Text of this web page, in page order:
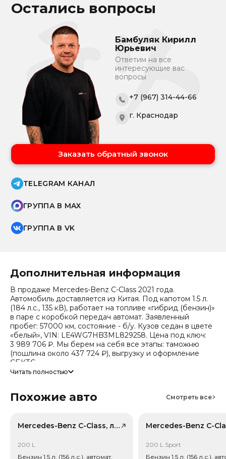
Остались вопросы
Бамбуляк Кирилл
Юрьевич
Ответим на все
интересующие вас
вопросы
+7 (967) 314-44-66
г. Краснодар
Заказать обратный звонок
TELEGRAM КАНАЛ
ГРУППА В MAX
ГРУППА В VK
Дополнительная информация
В продаже Mercedes-Benz C-Class 2021 года.
Автомобиль доставляется из Китая. Под капотом 1.5 л.
(184 л.с., 135 кВ), работает на топливе «гибрид (бензин)»
в паре с коробкой передач автомат. Заявленный
пробег: 57000 км, состояние - б/у. Кузов седан в цвете
«белый», VIN: LE4WG7HB3ML829258. Цена под ключ:
3 989 706 ₽. Мы берем на себя все этапы: таможню
(пошлина около 437 724 ₽), выгрузку и оформление
СБКТС.
отчет об авто и смету доставки. Мы на связи 24/7.
Читать полностью
Похожие авто Смотреть все
Mercedes-Benz C-Class, лот 59148290
200 L
Бензин 1.5 л. (156 л.с.), автомат,
200 L Sport
Бензин 1.5 л. (156 л.с.),